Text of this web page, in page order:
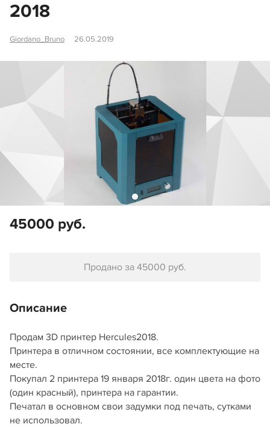
2018
Giordano_Bruno 26.05.2019
45000 руб.
Продано за 45000 руб.
Описание
Продам 3D принтер Hercules2018.
Принтера в отличном состоянии, все комплектующие на
месте.
Покупал 2 принтера 19 января 2018г. один цвета на фото
(один красный), принтера на гарантии.
Печатал в основном свои задумки под печать, сутками
не использовал.